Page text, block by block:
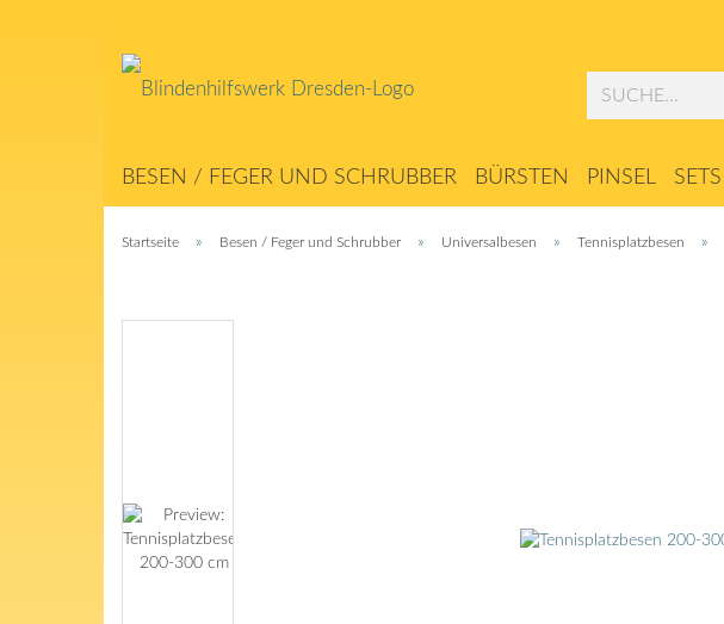
BESEN / FEGER UND SCHRUBBER BÜRSTEN PINSEL SETS
ABSTREICHER / MATTEN SEILERWAREN ZUBEHÖR
Startseite » Besen / Feger und Schrubber » Universalbesen » Tennisplatzbesen »